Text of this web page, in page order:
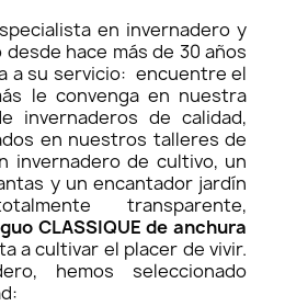
en invernadero y
hace más de 30 años
a su servicio: encuentre el
le convenga en nuestra
invernaderos de calidad,
en nuestros talleres de
invernadero de cultivo, un
y un encantador jardín
transparente,
CLASSIQUE de anchura
a cultivar el placer de vivir.
hemos seleccionado